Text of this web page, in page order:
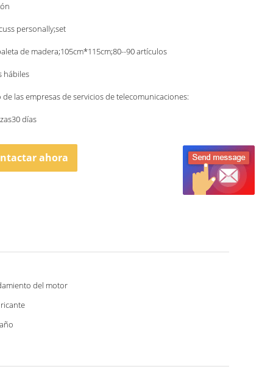
personally;set
de madera;105cm*115cm;80--90 artículos
hábiles
de las empresas de servicios de telecomunicaciones:
días
ahora
del motor